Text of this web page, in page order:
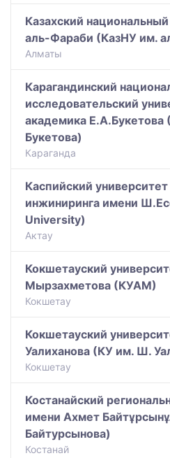
Казахский
аль-Фараби (КазНУ им.
Алматы
Карагандинский
исследовательский
академика
Букетова)
Караганда
Каспийский
инжиниринга имени
University)
Актау
Кокшетауский
Мырзахметова (КУАМ)
Кокшетау
Кокшетауский
Уалиханова (КУ им. Ш.
Кокшетау
Костанайский
имени Ахмет
Байтурсынова)
Костанай